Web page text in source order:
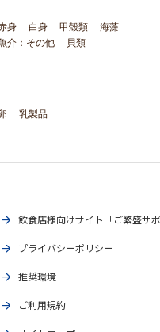
身 白身 甲殻類
海藻
介：その他
貝類
乳製品
飲食店様向けサイト「ご繁盛サポ
プライバシーポリシー
推奨環境
ご利用規約